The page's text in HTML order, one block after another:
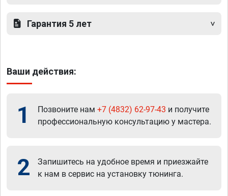
Гарантия 5 лет
Ваши действия:
1 Позвоните нам +7 (4832) 62-97-43 и получите
профессиональную консультацию у мастера.
2
Запишитесь на удобное время и приезжайте
к нам в сервис на установку тюнинга.